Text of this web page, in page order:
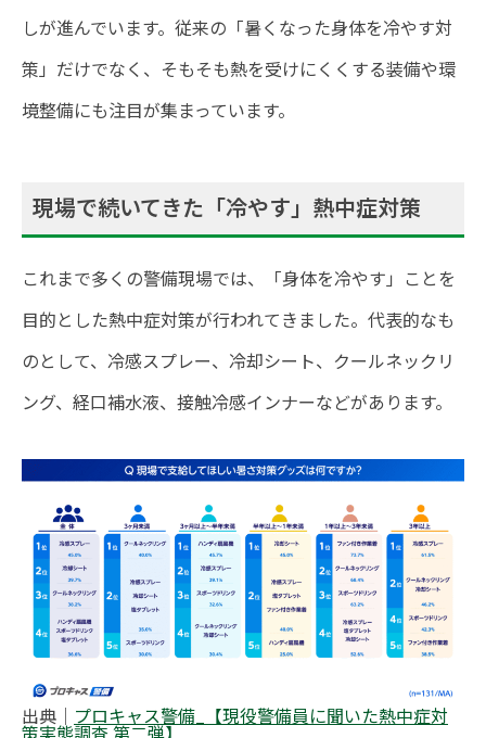
しが進んでいます。従来の「暑くなった身体を冷やす対
策」だけでなく、そもそも熱を受けにくくする装備や環
境整備にも注目が集まっています。
現場で続いてきた「冷やす」熱中症対策
これまで多くの警備現場では、「身体を冷やす」ことを
目的とした熱中症対策が行われてきました。代表的なも
のとして、冷感スプレー、冷却シート、クールネックリ
ング、経口補水液、接触冷感インナーなどがあります。
出典｜
プロキャス警備_【現役警備員に聞いた熱中症対